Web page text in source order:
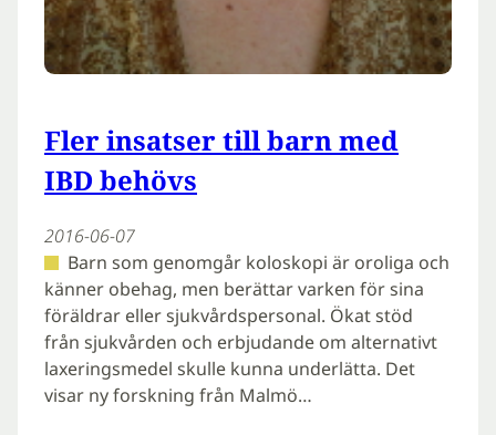
Fler insatser till barn med
IBD behövs
2016-06-07
Barn som genomgår koloskopi är oroliga och
känner obehag, men berättar varken för sina
föräldrar eller sjukvårdspersonal. Ökat stöd
från sjukvården och erbjudande om alternativt
laxeringsmedel skulle kunna underlätta. Det
visar ny forskning från Malmö…